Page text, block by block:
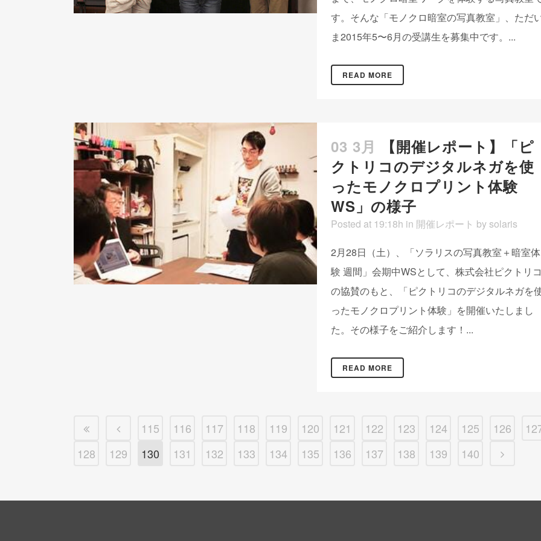
す。そんな「モノクロ暗室の写真教室」、ただ
ま2015年5〜6月の受講生を募集中です。...
READ MORE
03 3月
【開催レポート】「ピ
クトリコのデジタルネガを使
ったモノクロプリント体験
WS」の様子
Posted at 19:18h in 開催レポート by solaris
2月28日（土）、「ソラリスの写真教室＋暗室体
験 週間」会期中WSとして、株式会社ピクトリ
の協賛のもと、「ピクトリコのデジタルネガを
ったモノクロプリント体験」を開催いたしまし
た。その様子をご紹介します！...
READ MORE
115 116 117 118 119 120 121 122 123 124 125 126
128
129 130 131 132 133 134 135 136 137 138 139 140